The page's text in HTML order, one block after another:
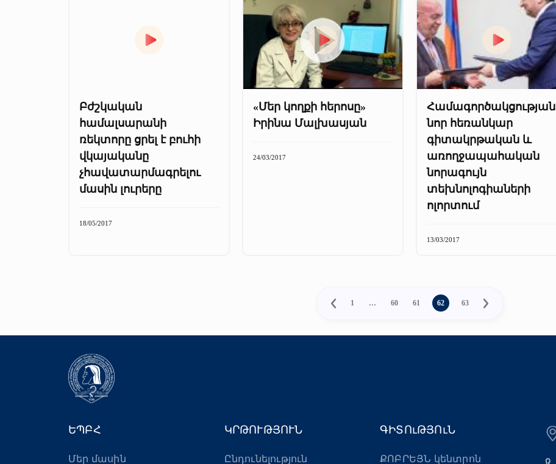
Բժշկական
համալսարանի
ռեկտորը ցրել է բուհի
վկայականը
չհավատարմագրելու
մասին լուրերը
18/05/2017
«Մեր կողքի հերոսը»
Իրինա Մալխասյան
24/03/2017
Համագործակցության
նոր հեռանկար
գիտակրթական և
առողջապահական
նորագույն
տեխնոլոգիաների
ոլորտում
13/03/2017
1 … 60 61 62 63
ԵՊԲՀ
Մեր մասին
ԿՐԹՈՒԹՅՈՒՆ
Ընդունելություն
ԳԻՏՈւԹՅՈւՆ
ՔՈԲՐԵՅՆ կենտրոն